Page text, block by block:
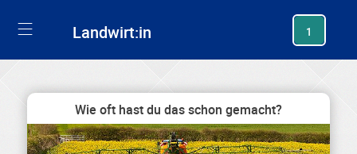
Landwirt:in 1
Wie oft hast du das schon gemacht?